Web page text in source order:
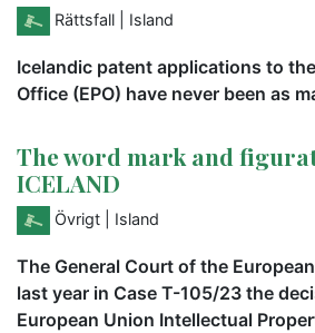
Rättsfall | Island
Icelandic patent applications to
Office (EPO) have never been as
The word mark and
ICELAND
Övrigt | Island
The General Court of the
last year in Case T-105/23 the
European Union Intellectual